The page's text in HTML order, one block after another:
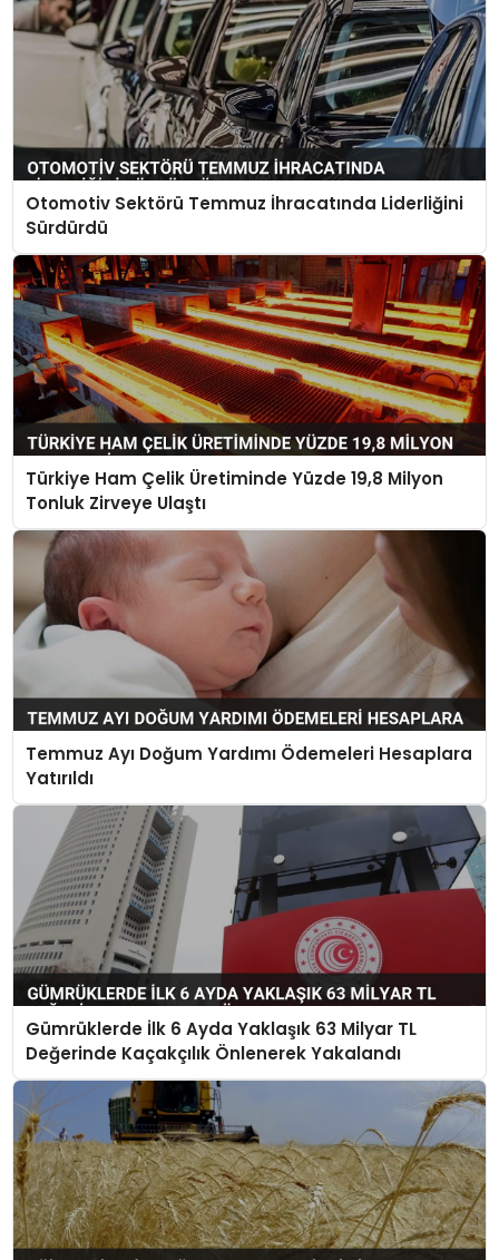
Otomotiv Sektörü Temmuz İhracatında Liderliğini
Sürdürdü
Türkiye Ham Çelik Üretiminde Yüzde 19,8 Milyon
Tonluk Zirveye Ulaştı
Temmuz Ayı Doğum Yardımı Ödemeleri Hesaplara
Yatırıldı
Gümrüklerde İlk 6 Ayda Yaklaşık 63 Milyar TL
Değerinde Kaçakçılık Önlenerek Yakalandı